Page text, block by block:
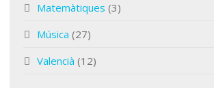
Matemàtiques (3)
Música (27)
Valencià (12)